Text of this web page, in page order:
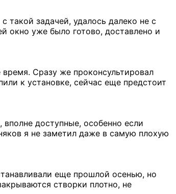
такой задачей, удалось далеко не с
окно уже было готово, доставлено и
Сразу же проконсультировал
к установке, сейчас еще предстоит
доступные, особенно если
я не заметил даже в самую плохую
еще прошлой осенью, но
створки плотно, не